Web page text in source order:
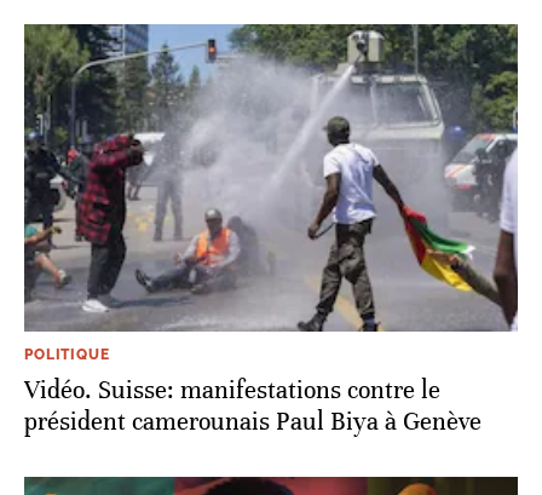
POLITIQUE
Vidéo. Suisse: manifestations contre le
président camerounais Paul Biya à Genève